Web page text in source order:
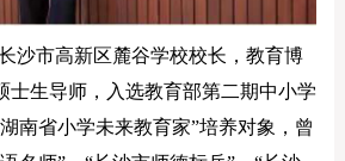
沙市高新区麓谷学校校长，教育博
士生导师，入选教育部第二期中小学
南省小学未来教育家”培养对象，曾